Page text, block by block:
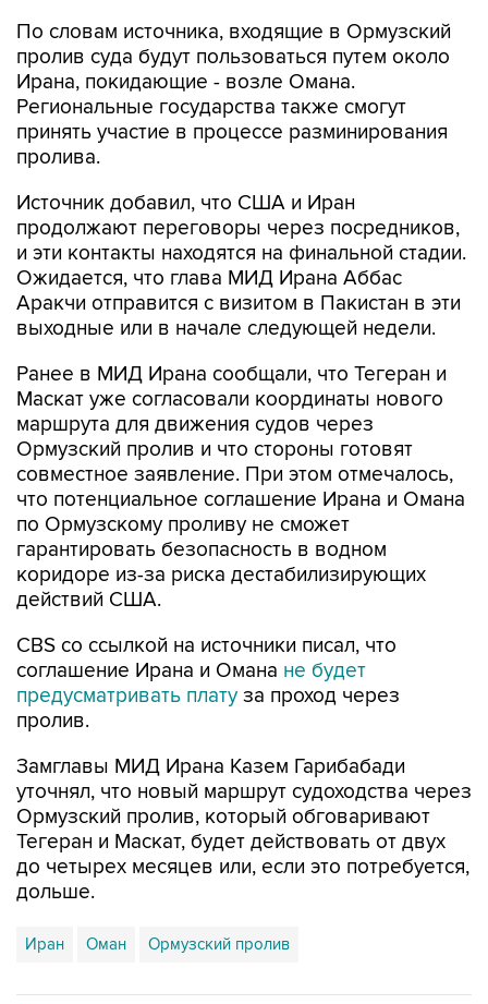
По словам источника, входящие в Ормузский
пролив суда будут пользоваться путем около
Ирана, покидающие - возле Омана.
Региональные государства также смогут
принять участие в процессе разминирования
пролива.
Источник добавил, что США и Иран
продолжают переговоры через посредников,
и эти контакты находятся на финальной стадии.
Ожидается, что глава МИД Ирана Аббас
Аракчи отправится с визитом в Пакистан в эти
выходные или в начале следующей недели.
Ранее в МИД Ирана сообщали, что Тегеран и
Маскат уже согласовали координаты нового
маршрута для движения судов через
Ормузский пролив и что стороны готовят
совместное заявление. При этом отмечалось,
что потенциальное соглашение Ирана и Омана
по Ормузскому проливу не сможет
гарантировать безопасность в водном
коридоре из-за риска дестабилизирующих
действий США.
CBS со ссылкой на источники писал, что
соглашение Ирана и Омана не будет
предусматривать плату за проход через
пролив.
Замглавы МИД Ирана Казем Гарибабади
уточнял, что новый маршрут судоходства через
Ормузский пролив, который обговаривают
Тегеран и Маскат, будет действовать от двух
до четырех месяцев или, если это потребуется,
дольше.
Иран Оман Ормузский пролив